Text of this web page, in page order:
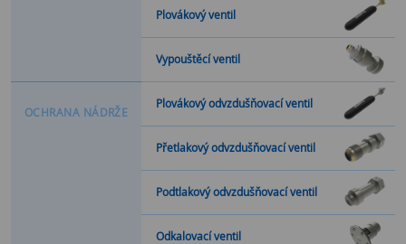
Plovákový ventil
Vypouštěcí ventil
OCHRANA NÁDRŽE
Plovákový odvzdušňovací ventil
Přetlakový odvzdušňovací ventil
Podtlakový odvzdušňovací ventil
Odkalovací ventil